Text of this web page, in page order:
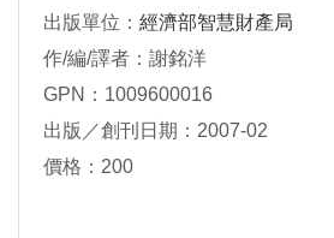
出版單位： 經濟部智慧財產局
作/編/譯者：謝銘洋
GPN：1009600016
出版／創刊日期：2007-02
價格：200